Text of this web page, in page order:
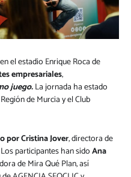
el estadio Enrique Roca de
empresariales,
juego.La jornada ha estado
de Murcia y el Club
por Cristina Jover, directora de
participantes han sidoAna
de Mira Qué Plan, así